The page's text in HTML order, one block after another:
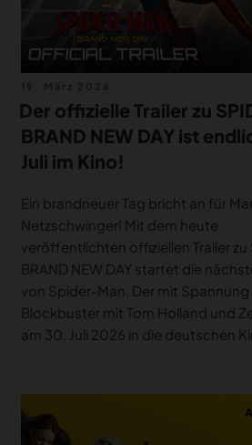
am
Der offizielle Trailer zu
BRAND NEW DAY ist
Juli im Kino!
Ein brandneuer Tag bricht an für
Netzschwinger! Mit dem heute
veröffentlichten offiziellen Trailer zu
BRAND NEW DAY startet die
von Spider-Man. Der mit Spannung
Blockbuster mit Tom Holland und
am 30. Juli 2026 in die deutschen